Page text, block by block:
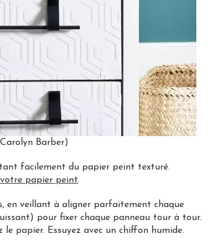
Barber)
facilement du papier peint texturé.
papier peint.
en veillant à aligner parfaitement chaque
pour fixer chaque panneau tour à tour.
le papier. Essuyez avec un chiffon humide.